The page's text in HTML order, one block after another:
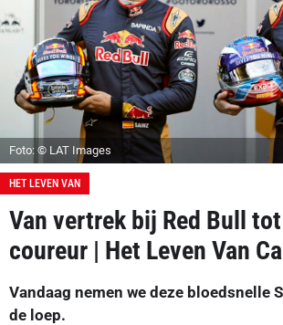
Foto: © LAT Images
HET LEVEN VAN
Van vertrek bij Red Bull
coureur | Het Leven Van
Vandaag nemen we deze bloedsnelle
de loep.